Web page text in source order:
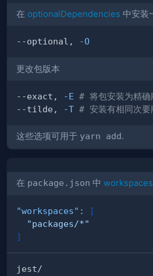
在 optionalDependencies 中安装
--optional, -O
更改包版本
--exact, -E # 将包安装为精确
--tilde,
-T # 安装有相同次要
这些选项可用于 yarn add.
在 package.json 中 workspaces
"workspaces" :
[
"packages/*"
]